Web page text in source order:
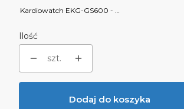
Ilość
szt.
Dodaj do koszyka